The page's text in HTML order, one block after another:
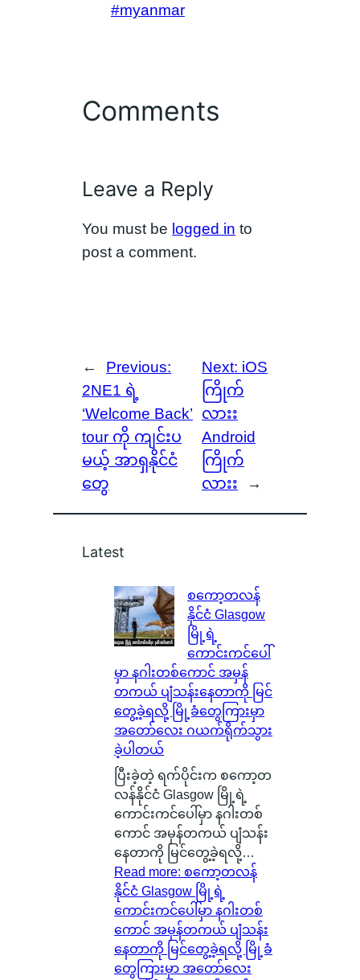
#myanmar
Comments
Leave a Reply
You must be logged in to
post a comment.
←
Previous:
2NE1 ရဲ့
‘Welcome Back’
tour ကို ကျင်းပ
မယ့် အာရှနိုင်ငံ
တွေ
Next: iOS
ကြိုက်
လားး
Android
ကြိုက်
လားး
→
Latest
စကော့တလန်
နိုင်ငံ Glasgow
မြို့ရဲ့
ကောင်းကင်ပေါ်
မှာ နဂါးတစ်ကောင် အမှန်
တကယ် ပျံသန်းနေတာကို မြင်
တွေ့ခဲ့ရလို့ မြို့ခံတွေကြားမှာ
အတော်လေး ဂယက်ရိုက်သွား
ခဲ့ပါတယ်
ပြီးခဲ့တဲ့ ရက်ပိုင်းက စကော့တ
လန်နိုင်ငံ Glasgow မြို့ရဲ့
ကောင်းကင်ပေါ်မှာ နဂါးတစ်
ကောင် အမှန်တကယ် ပျံသန်း
နေတာကို မြင်တွေ့ခဲ့ရလို့…
Read more: စကော့တလန်
နိုင်ငံ Glasgow မြို့ရဲ့
ကောင်းကင်ပေါ်မှာ နဂါးတစ်
ကောင် အမှန်တကယ် ပျံသန်း
နေတာကို မြင်တွေ့ခဲ့ရလို့ မြို့ခံ
တွေကြားမှာ အတော်လေး